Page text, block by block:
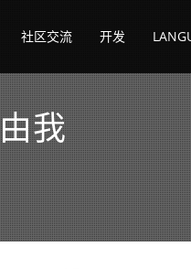
社区交流 开发
我